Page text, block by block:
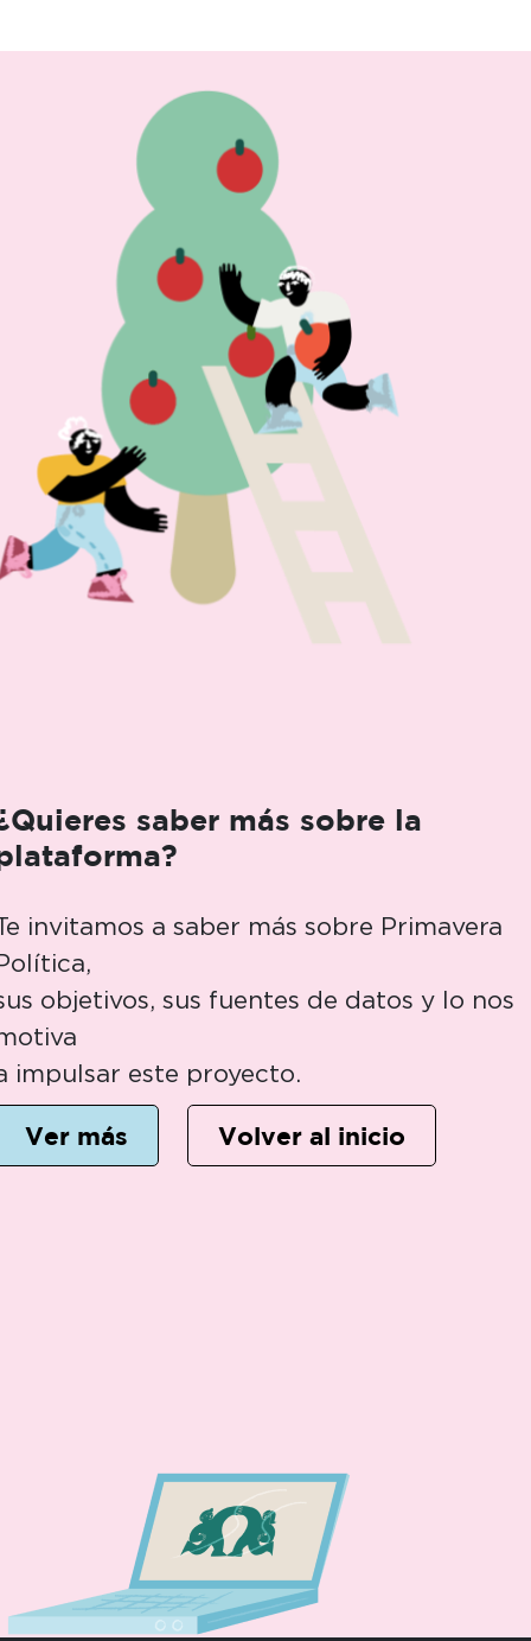
saber más sobre la
invitamos a saber más sobre Primavera
objetivos, sus fuentes de datos y lo nos
impulsar este proyecto.
Ver más Volver al inicio